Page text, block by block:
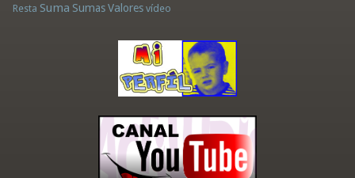
Resta Suma Sumas Valores vídeo